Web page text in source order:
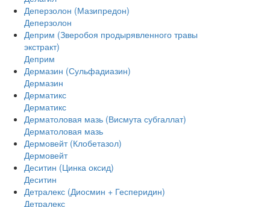
Деперзолон (Мазипредон)
Деперзолон
Деприм (Зверобоя продырявленного травы
экстракт)
Деприм
Дермазин (Сульфадиазин)
Дермазин
Дерматикс
Дерматикс
Дерматоловая мазь (Висмута субгаллат)
Дерматоловая мазь
Дермовейт (Клобетазол)
Дермовейт
Деситин (Цинка оксид)
Деситин
Детралекс (Диосмин + Гесперидин)
Детралекс